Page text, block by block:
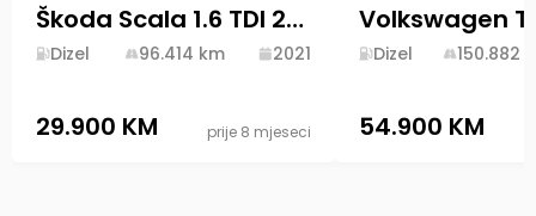
Škoda Scala 1.6 TDI 2021 Diesel
Dizel 96.414 km 2021
29.900 KM prije 8 mjeseci
Dizel 150.882
54.900 KM